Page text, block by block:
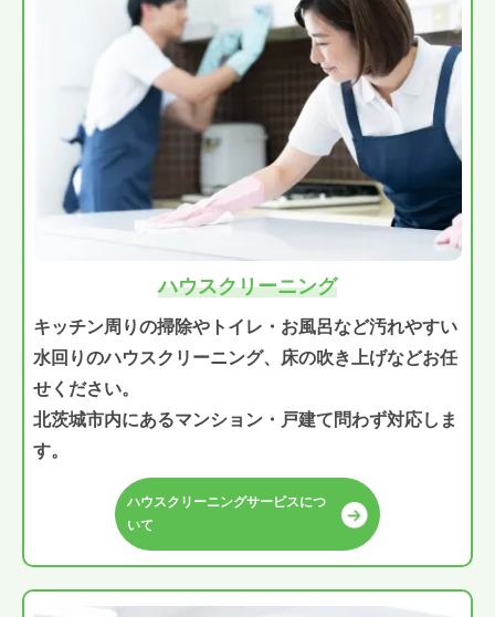
ハウスクリーニング
キッチン周りの掃除やトイレ・お風呂など汚れやすい
水回りのハウスクリーニング、床の吹き上げなどお任
せください。
北茨城市内にあるマンション・戸建て問わず対応しま
す。
ハウスクリーニングサービスにつ
いて